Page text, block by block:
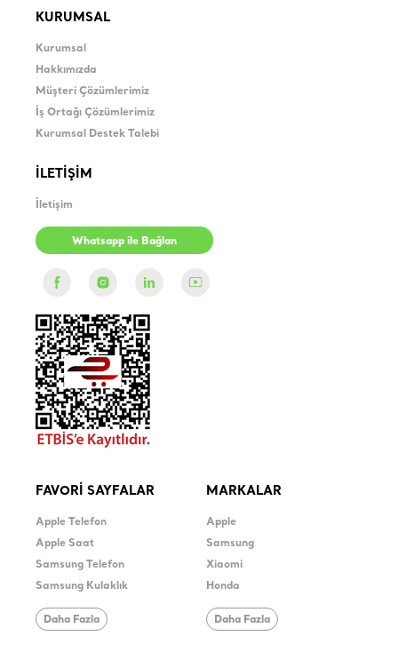
KURUMSAL
Kurumsal
Hakkımızda
Müşteri Çözümlerimiz
İş Ortağı Çözümlerimiz
Kurumsal Destek Talebi
İLETİŞİM
İletişim
Whatsapp ile Bağlan
FAVORİ SAYFALAR
Apple Telefon
Apple Saat
Samsung Telefon
Samsung Kulaklık
Daha Fazla
MARKALAR
Apple
Samsung
Xiaomi
Honda
Daha Fazla